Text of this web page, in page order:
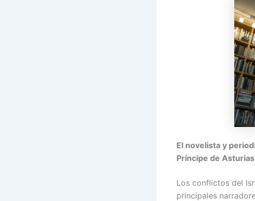
El novelista y
Príncipe de
Los conflictos del
principales